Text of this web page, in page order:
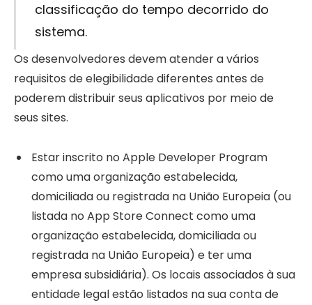
classificação do tempo decorrido do
sistema.
Os desenvolvedores devem atender a vários
requisitos de elegibilidade diferentes antes de
poderem distribuir seus aplicativos por meio de
seus sites.
Estar inscrito no Apple Developer Program
como uma organização estabelecida,
domiciliada ou registrada na União Europeia (ou
listada no App Store Connect como uma
organização estabelecida, domiciliada ou
registrada na União Europeia) e ter uma
empresa subsidiária). Os locais associados à sua
entidade legal estão listados na sua conta de